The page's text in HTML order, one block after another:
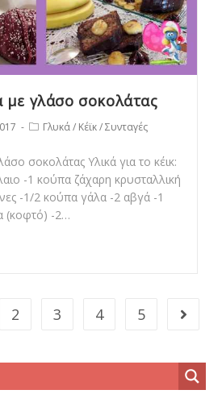
με γλάσο σοκολάτας
PostΓλυκά/ Κέϊκ/Συνταγές
σοκολάτας Υλικά για το κέικ:
-1 κούπα ζάχαρη κρυσταλλική
-1/2 κούπα γάλα -2 αβγά -1
(κοφτό) -2…
2 3 4 5 Go to